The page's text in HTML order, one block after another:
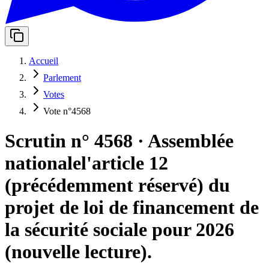
Accueil
Parlement
Votes
Vote n°4568
Scrutin n° 4568 · Assemblée
nationalel'article 12
(précédemment réservé) du
projet de loi de financement de
la sécurité sociale pour 2026
(nouvelle lecture).